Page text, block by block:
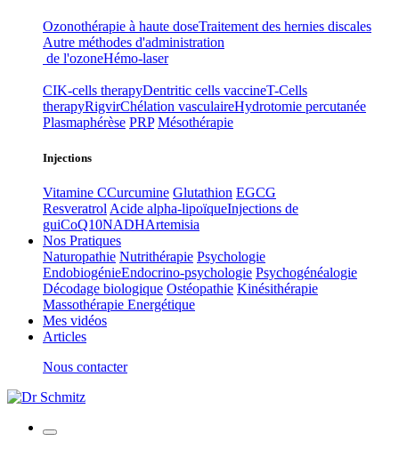
Ozonothérapie à haute doseTraitement des hernies discales
Autre méthodes d'administration
de l'ozoneHémo-laser
CIK-cells therapyDentritic cells vaccineT-Cells
therapyRigvirChélation vasculaireHydrotomie percutanée
Plasmaphérèse PRP Mésothérapie
Injections
Vitamine CCurcumine Glutathion EGCG
Resveratrol Acide alpha-lipoïqueInjections de
guiCoQ10NADHArtemisia
Nos Pratiques
Naturopathie Nutrithérapie Psychologie
EndobiogénieEndocrino-psychologie Psychogénéalogie
Décodage biologique Ostéopathie Kinésithérapie
Massothérapie Energétique
Mes vidéos
Articles
Nous contacter